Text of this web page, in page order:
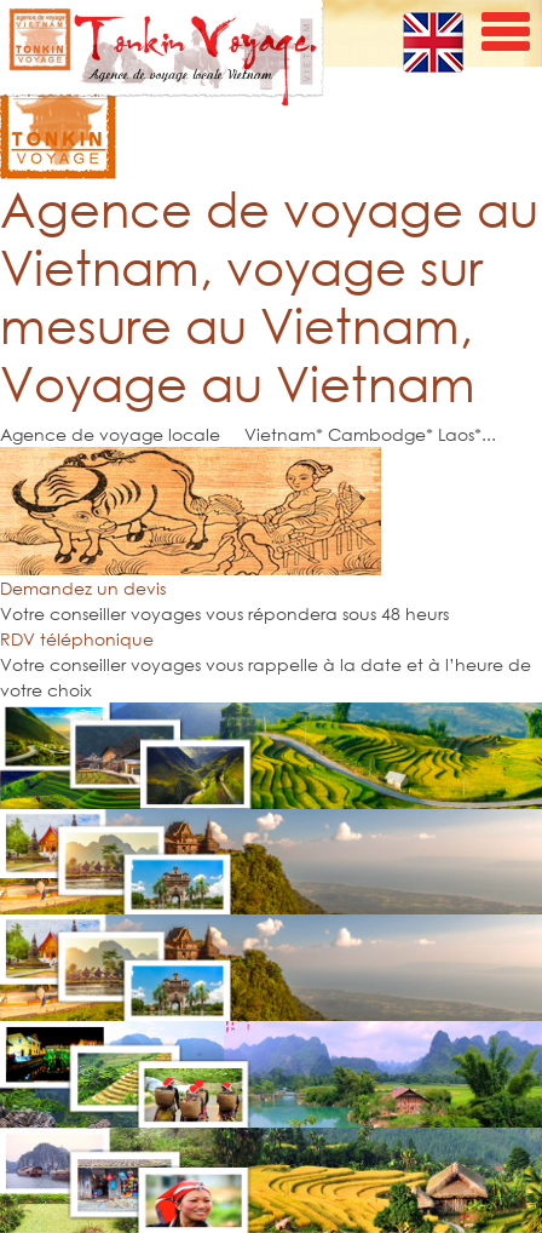
Agence de voyage au
Vietnam, voyage sur
mesure au Vietnam,
Voyage au Vietnam
Agence de voyage locale Vietnam* Cambodge* Laos*...
Demandez un devis
Votre conseiller voyages vous répondera sous 48 heurs
RDV téléphonique
Votre conseiller voyages vous rappelle à la date et à l’heure de
votre choix